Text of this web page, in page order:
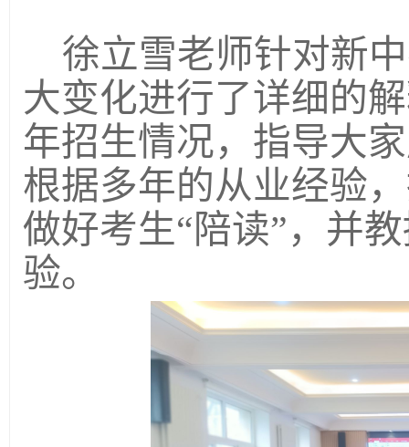
徐立雪老师针对新
大变化进行了详细的
年招生情况，指导大
根据多年的从业经验
做好考生“陪读”，并
验。